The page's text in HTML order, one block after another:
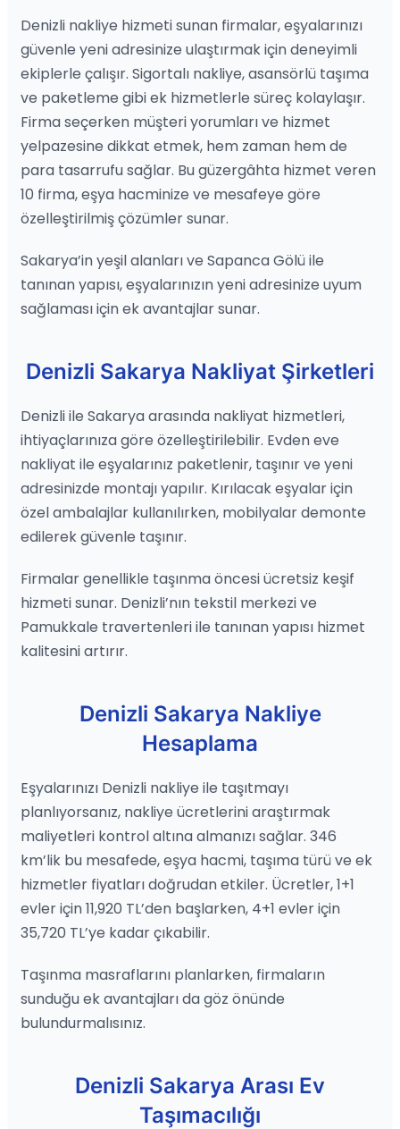
Denizli nakliye hizmeti sunan firmalar, eşyalarınızı
güvenle yeni adresinize ulaştırmak için deneyimli
ekiplerle çalışır. Sigortalı nakliye, asansörlü taşıma
ve paketleme gibi ek hizmetlerle süreç kolaylaşır.
Firma seçerken müşteri yorumları ve hizmet
yelpazesine dikkat etmek, hem zaman hem de
para tasarrufu sağlar. Bu güzergâhta hizmet veren
10 firma, eşya hacminize ve mesafeye göre
özelleştirilmiş çözümler sunar.
Sakarya’in yeşil alanları ve Sapanca Gölü ile
tanınan yapısı, eşyalarınızın yeni adresinize uyum
sağlaması için ek avantajlar sunar.
Denizli Sakarya Nakliyat Şirketleri
Denizli ile Sakarya arasında nakliyat hizmetleri,
ihtiyaçlarınıza göre özelleştirilebilir. Evden eve
nakliyat ile eşyalarınız paketlenir, taşınır ve yeni
adresinizde montajı yapılır. Kırılacak eşyalar için
özel ambalajlar kullanılırken, mobilyalar demonte
edilerek güvenle taşınır.
Firmalar genellikle taşınma öncesi ücretsiz keşif
hizmeti sunar. Denizli’nın tekstil merkezi ve
Pamukkale travertenleri ile tanınan yapısı hizmet
kalitesini artırır.
Denizli Sakarya Nakliye
Hesaplama
Eşyalarınızı Denizli nakliye ile taşıtmayı
planlıyorsanız, nakliye ücretlerini araştırmak
maliyetleri kontrol altına almanızı sağlar. 346
km’lik bu mesafede, eşya hacmi, taşıma türü ve ek
hizmetler fiyatları doğrudan etkiler. Ücretler, 1+1
evler için 11,920 TL’den başlarken, 4+1 evler için
35,720 TL’ye kadar çıkabilir.
Taşınma masraflarını planlarken, firmaların
sunduğu ek avantajları da göz önünde
bulundurmalısınız.
Denizli Sakarya Arası Ev
Taşımacılığı